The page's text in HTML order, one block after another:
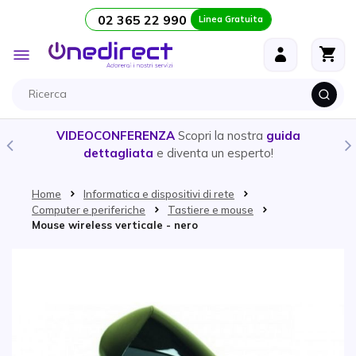
Salta al contenuto 02 365 22 990 Linea Gratuita
Toggle
Nav
VIDEOCONFERENZA Scopri la nostra guida
dettagliata e diventa un esperto!
Home
Informatica e dispositivi di rete
Computer e periferiche
Tastiere e mouse
Mouse wireless verticale - nero